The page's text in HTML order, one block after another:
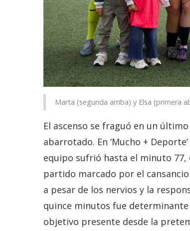
Marta (segunda arriba) y Elsa (primera
El ascenso se fraguó en un
abarrotado. En ‘Mucho +
equipo sufrió hasta el minuto
partido marcado por el
a pesar de los nervios y la
quince minutos fue
objetivo presente desde la